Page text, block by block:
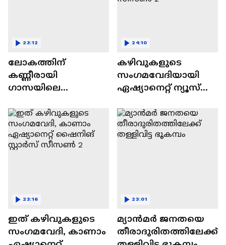
ലോകത്തിന്
കണ്ണീരായി
ഗാസയിലെ
കുഞ്ഞുങ്ങൾ
23:12
കഴിവുകളുടെ
സംഗമവേദിയായി
ഏഷ്യാനെറ്റ് ന്യൂസ്
സീസൺ 2
24:10
ഇത് കഴിവുകളുടെ
സംഗമവേദി, കാണാം
23:16
മ്യാൻമർ ജനതയെ
തീരാദുരിതത്തിലേക്ക്
23:01